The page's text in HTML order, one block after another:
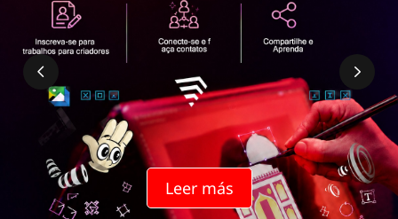
Leer más